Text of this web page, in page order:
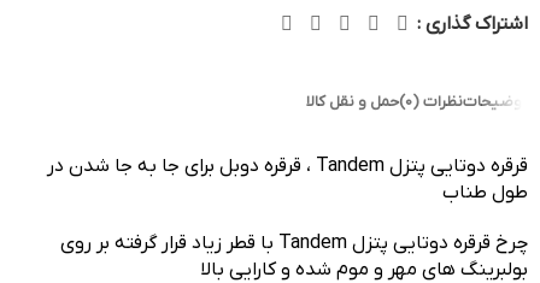
اشتراک گذاری :
توضیحاتنظرات (0) حمل و نقل کالا
قرقره دوتایی پتزل Tandem ، قرقره دوبل برای جا به جا شدن در
طول طناب
چرخ قرقره دوتایی پتزل Tandem با قطر زیاد قرار گرفته بر روی
بولبرینگ های مهر و موم شده و کارایی بالا